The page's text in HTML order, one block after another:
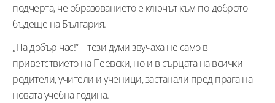
подчерта, че образованието е ключът към по-доброто
бъдеще на България.
„На добър час!“ – тези думи звучаха не само в
приветствието на Пеевски, но и в сърцата на всички
родители, учители и ученици, застанали пред прага на
новата учебна година.